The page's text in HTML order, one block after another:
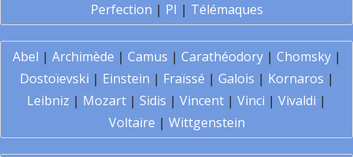
Perfection | PI | Télémaques
Abel | Archimède | Camus | Carathéodory| Chomsky|
Dostoïevski | Einstein | Fraïssé | Galois | Kornaros |
Leibniz | Mozart | Sidis | Vincent | Vinci | Vivaldi |
Voltaire | Wittgenstein